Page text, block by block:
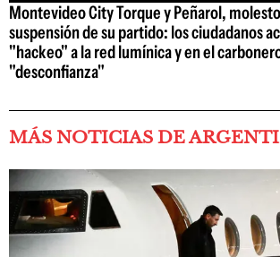
Montevideo City Torque y Peñarol,
suspensión de su partido: los ciudadanos
"hackeo" a la red lumínica y en el
"desconfianza"
MÁS NOTICIAS DE